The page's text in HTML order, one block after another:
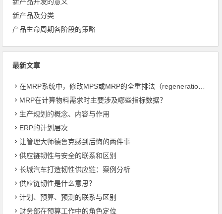
新产品及分类
产品生命周期各阶段的策略
最新文章
在MRP系统中，修改MPS或MRP的全重排法（regeneration）和净改变法？
MRP在计算物料需求时主要涉及哪些指标数据？
生产规划的概念、内容与作用
ERP的计划层次
让管理大师德鲁克感到后悔的两件事
供应链韧性与安全的联系和区别
长城汽车打造韧性供应链：案例分析
供应链韧性是什么意思？
计划、预算、预测的联系与区别
财务部在预算工作中的角色定位